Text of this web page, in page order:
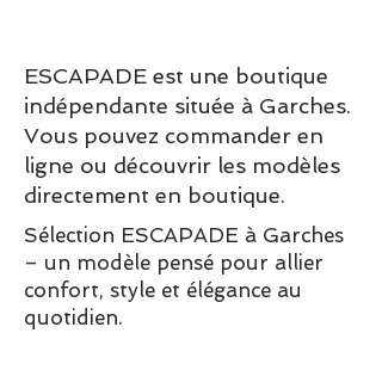
ESCAPADE est une boutique
indépendante située à Garches.
Vous pouvez commander en
ligne ou découvrir les modèles
directement en boutique.
Sélection ESCAPADE à Garches
– un modèle pensé pour allier
confort, style et élégance au
quotidien.